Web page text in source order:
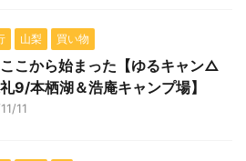
山梨 買い物
こから始まった【ゆるキャン△
9/本栖湖＆浩庵キャンプ場】
11